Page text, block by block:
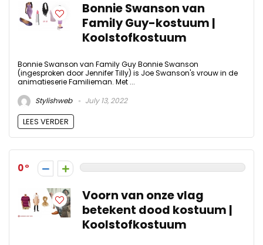
Bonnie Swanson van
Family Guy-kostuum |
Koolstofkostuum
Bonnie Swanson van Family Guy Bonnie Swanson
(ingesproken door Jennifer Tilly) is Joe Swanson's vrouw in de
animatieserie Familieman. Met ...
Stylishweb
July 13, 2022
LEES VERDER
0
Voorn van onze vlag
betekent dood kostuum |
Koolstofkostuum